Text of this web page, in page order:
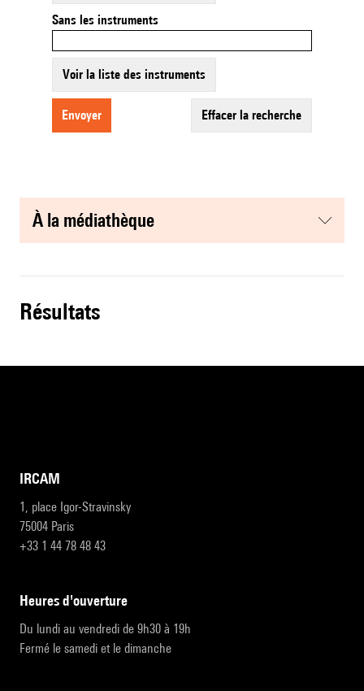
Sans les instruments
Voir la liste des instruments
envoyer effacer la recherche
à la médiathèque
résultats
IRCAM
1, place Igor-Stravinsky
75004 Paris
+33 1 44 78 48 43
heures d'ouverture
Du lundi au vendredi de 9h30 à 19h
Fermé le samedi et le dimanche